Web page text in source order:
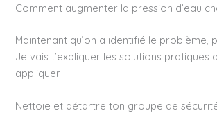
Comment augmenter la pression d’eau
Maintenant qu’on a identifié le problème,
Je vais t’expliquer les solutions pratiques
appliquer.
Nettoie et détartre ton groupe de